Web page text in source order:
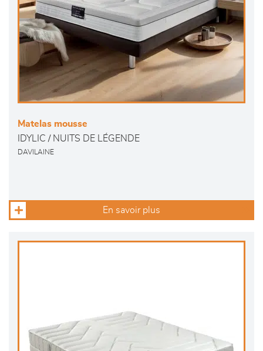
Matelas mousse
IDYLIC / NUITS DE LÉGENDE
DAVILAINE
En savoir plus